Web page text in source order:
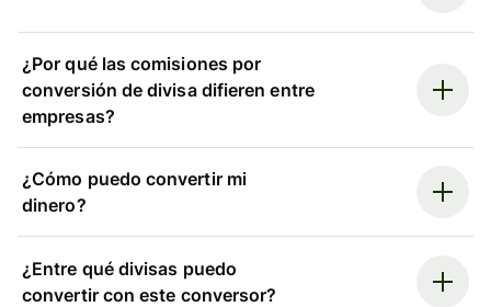
¿Por qué las comisiones por
conversión de divisa difieren entre
empresas?
¿Cómo puedo convertir mi
dinero?
¿Entre qué divisas puedo
convertir con este conversor?